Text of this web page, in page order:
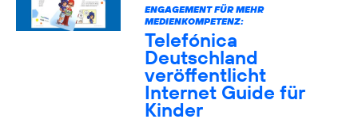
ENGAGEMENT FÜR MEHR
MEDIENKOMPETENZ:
Telefónica
Deutschland
veröffentlicht
Internet Guide für
Kinder